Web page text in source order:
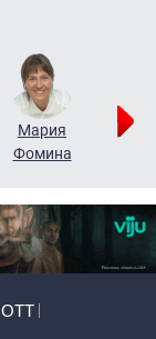
Мария
Фомина
ОТТ